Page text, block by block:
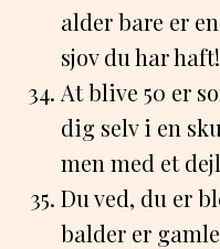
alder bare er
sjov du har haft!
At blive 50 er
dig selv i en
men med et
Du ved, du er
balder er